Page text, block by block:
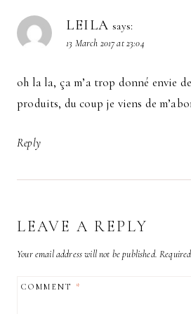
LEILA says:
13 March 2017 at 23:04
oh la la, ça m’a trop donné envie
produits, du coup je viens de
Reply
LEAVE A REPLY
Your email address will not be published.
COMMENT*